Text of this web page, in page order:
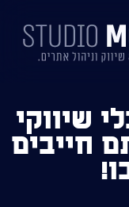
שיווקי
חייבים